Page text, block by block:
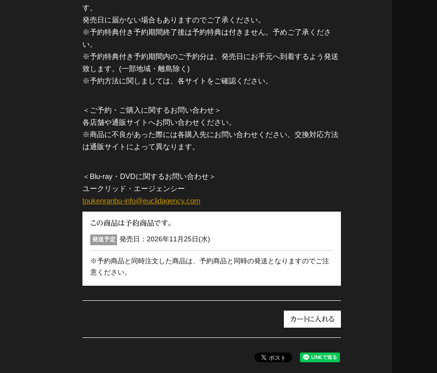
す。
発売日に届かない場合もありますのでご了承ください。
※予約特典付き予約期間終了後は予約特典は付きません。予めご了承くださ
い。
※予約特典付き予約期間内のご予約分は、発売日にお手元へ到着するよう発送
致します。(一部地域・離島除く)
※予約方法に関しましては、各サイトをご確認ください。
＜ご予約・ご購入に関するお問い合わせ＞
各店舗や通販サイトへお問い合わせください。
※商品に不良があった際には各購入先にお問い合わせください。交換対応方法
は通販サイトによって異なります。
＜Blu-ray・DVDに関するお問い合わせ＞
ユークリッド・エージェンシー
toukenranbu-info@euclidagency.com
この商品は予約商品です。
発送予定 発売日：2026年11月25日(水)
※予約商品と同時注文した商品は、予約商品と同時の発送となりますのでご注
意ください。
カートに入れる